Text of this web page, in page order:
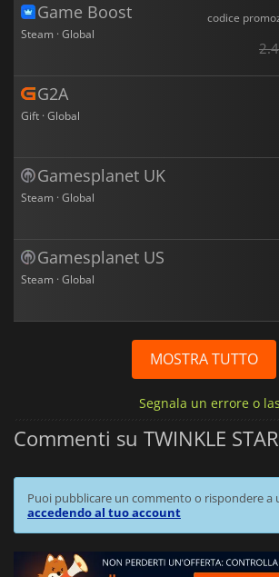
Game Boost
Steam · Global
codice
G2A
Gift · Global
Gamesplanet UK
Steam · Global
Gamesplanet US
Steam · Global
MOSTRA TUTTO
Segnala un errore o
Commenti su TWINKLE STAR
Puoi pubblicare un commento o rispondere a
accedendo al tuo account